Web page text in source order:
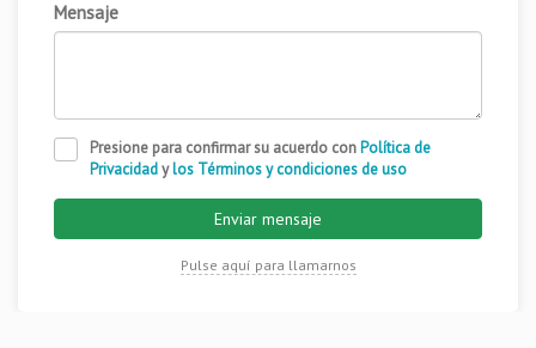
Mensaje
Presione para confirmar su acuerdo con Política de
Privacidadylos Términos y condiciones de uso
Enviar mensaje
Pulse aquí para llamarnos